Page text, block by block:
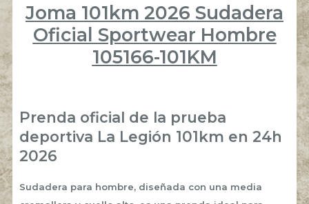
Joma 101km 2026 Sudadera
Oficial Sportwear Hombre
105166-101KM
Prenda oficial de la prueba
deportiva La Legión 101km en 24h
2026
Sudadera para hombre, diseñada con una media